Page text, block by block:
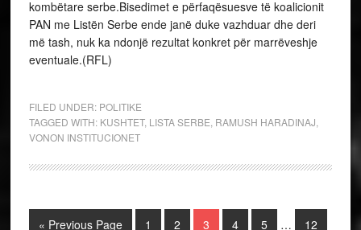
kombëtare serbe.Bisedimet e përfaqësuesve të koalicionit
PAN me Listën Serbe ende janë duke vazhduar dhe deri
më tash, nuk ka ndonjë rezultat konkret për marrëveshje
eventuale.(RFL)
FILED UNDER: POLITIKE
TAGGED WITH: KUSHTET, LISTA SERBE RAMUSH HARADINAJ
VONON INSTITUCIONET
« Previous Page 1 2 3 4 5 …
12